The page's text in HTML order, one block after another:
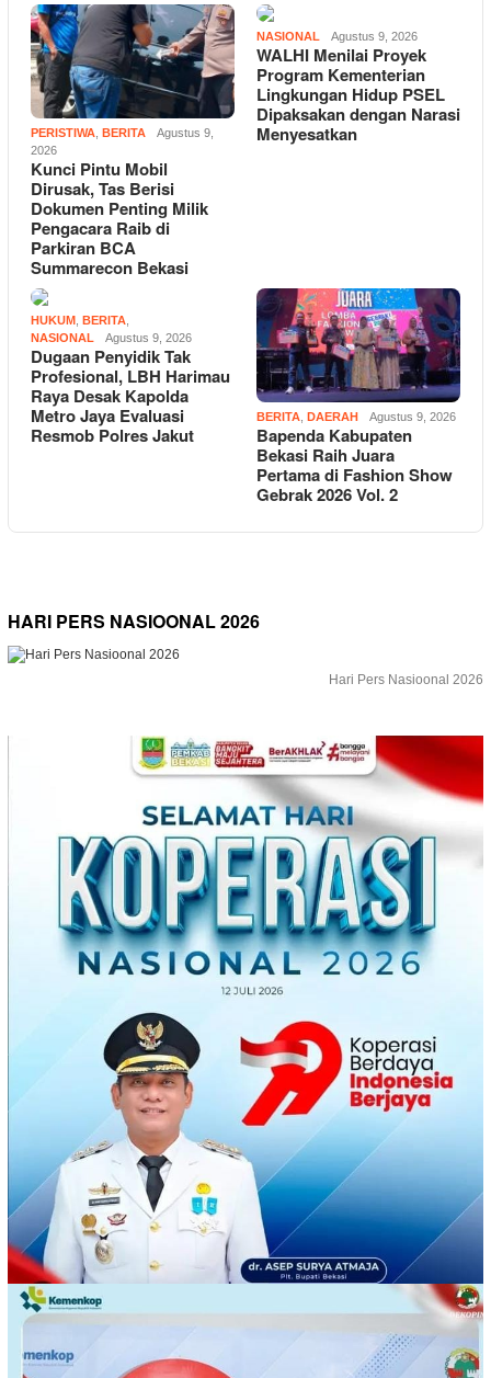
PERISTIWA BERITA
Agustus 9,
2026
Kunci Pintu Mobil
Dirusak, Tas Berisi
Dokumen Penting Milik
Pengacara Raib di
Parkiran BCA
Summarecon Bekasi
NASIONAL Agustus 9, 2026
WALHI Menilai Proyek
Program Kementerian
Lingkungan Hidup PSEL
Dipaksakan dengan Narasi
Menyesatkan
HUKUM BERITA
NASIONAL
Agustus 9, 2026
Dugaan Penyidik Tak
Profesional, LBH Harimau
Raya Desak Kapolda
Metro Jaya Evaluasi
Resmob Polres Jakut
BERITA, DAERAH Agustus 9, 2026
Bapenda Kabupaten
Bekasi Raih Juara
Pertama di Fashion Show
Gebrak 2026 Vol. 2
HARI PERS NASIOONAL 2026
Hari Pers Nasioonal 2026